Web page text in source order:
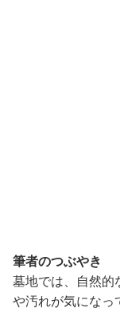
筆者のつぶやき
墓地では、自然的
や汚れが気になっ